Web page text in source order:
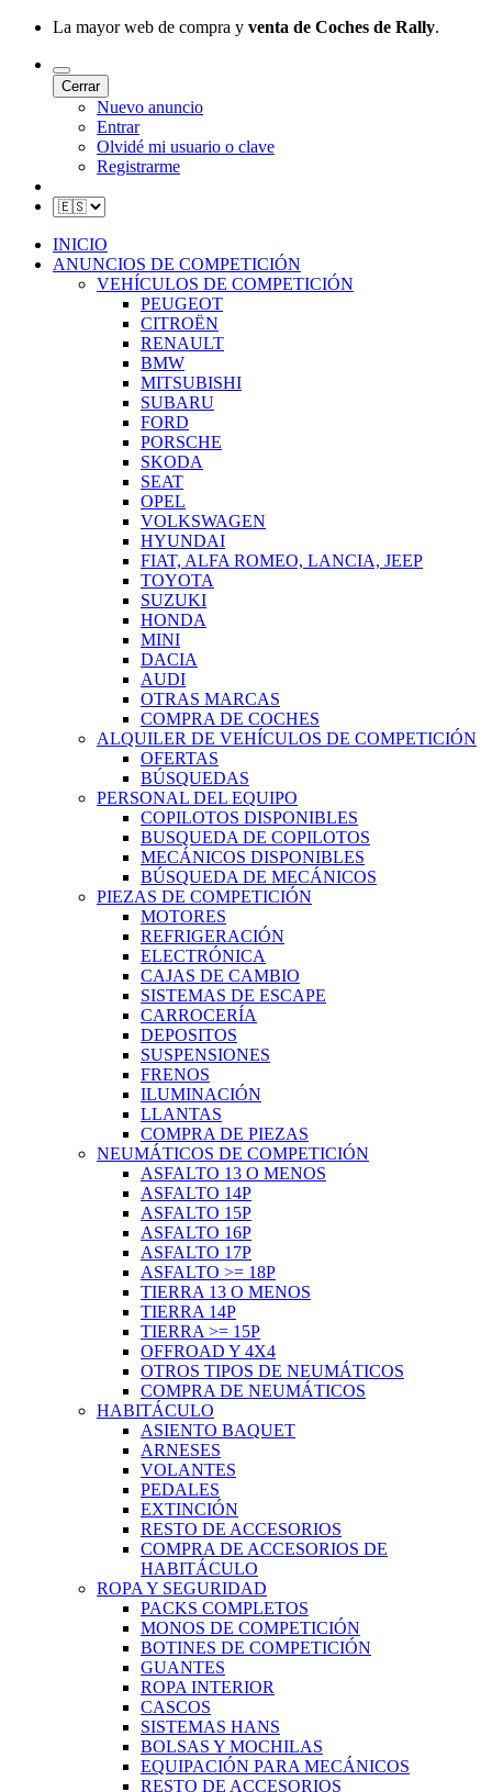
La mayor web de compra y venta de Coches de Rally.
Cerrar
Nuevo anuncio
Entrar
Olvidé mi usuario o clave
Registrarme
INICIO
ANUNCIOS DE COMPETICIÓN
VEHÍCULOS DE COMPETICIÓN
PEUGEOT
CITROËN
RENAULT
BMW
MITSUBISHI
SUBARU
FORD
PORSCHE
SKODA
SEAT
OPEL
VOLKSWAGEN
HYUNDAI
FIAT, ALFA ROMEO, LANCIA, JEEP
TOYOTA
SUZUKI
HONDA
MINI
DACIA
AUDI
OTRAS MARCAS
COMPRA DE COCHES
ALQUILER DE VEHÍCULOS DE COMPETICIÓN
OFERTAS
BÚSQUEDAS
PERSONAL DEL EQUIPO
COPILOTOS DISPONIBLES
BUSQUEDA DE COPILOTOS
MECÁNICOS DISPONIBLES
BÚSQUEDA DE MECÁNICOS
PIEZAS DE COMPETICIÓN
MOTORES
REFRIGERACIÓN
ELECTRÓNICA
CAJAS DE CAMBIO
SISTEMAS DE ESCAPE
CARROCERÍA
DEPOSITOS
SUSPENSIONES
FRENOS
ILUMINACIÓN
LLANTAS
COMPRA DE PIEZAS
NEUMÁTICOS DE COMPETICIÓN
ASFALTO 13 O MENOS
ASFALTO 14P
ASFALTO 15P
ASFALTO 16P
ASFALTO 17P
ASFALTO >= 18P
TIERRA 13 O MENOS
TIERRA 14P
TIERRA >= 15P
OFFROAD Y 4X4
OTROS TIPOS DE NEUMÁTICOS
COMPRA DE NEUMÁTICOS
HABITÁCULO
ASIENTO BAQUET
ARNESES
VOLANTES
PEDALES
EXTINCIÓN
RESTO DE ACCESORIOS
COMPRA DE ACCESORIOS DE
HABITÁCULO
ROPA Y SEGURIDAD
PACKS COMPLETOS
MONOS DE COMPETICIÓN
BOTINES DE COMPETICIÓN
GUANTES
ROPA INTERIOR
CASCOS
SISTEMAS HANS
BOLSAS Y MOCHILAS
EQUIPACIÓN PARA MECÁNICOS
RESTO DE ACCESORIOS